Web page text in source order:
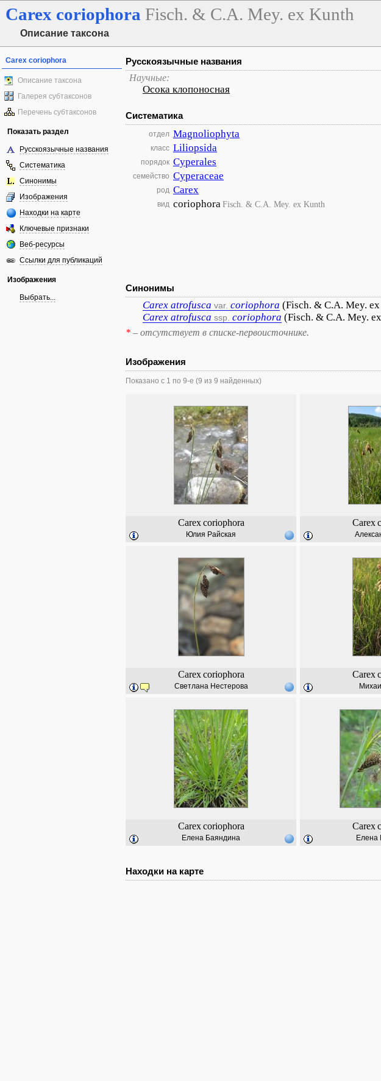
Carex coriophora Fisch. & C.A. Mey. ex Kunth
Описание таксона
Carex coriophora
Описание таксона
Галерея субтаксонов
Перечень субтаксонов
Показать раздел
Русскоязычные названия
Систематика
Синонимы
Изображения
Находки на карте
Ключевые признаки
Веб-ресурсы
Ссылки для публикаций
Изображения
Выбрать...
Русскоязычные названия
Научные:
Осока клопоносная
Систематика
отдел Magnoliophyta
класс Liliopsida
порядок Cyperales
семейство Cyperaceae
род Carex
вид coriophoraFisch. & C.A. Mey. ex Kunth
Синонимы
Carex atrofusca var. coriophora (Fisch. & C.A. Mey.
Carex atrofusca ssp. coriophora (Fisch. & C.A. Mey.
* – отсутствует в списке-первоисточнике.
Изображения
Показано с 1 по 9-е (9 из 9 найденных)
Carex coriophora
Юлия Райская
Carex
Carex coriophora
Светлана Нестерова
Carex
Carex coriophora
Елена Баяндина
Carex
Елена
Находки на карте